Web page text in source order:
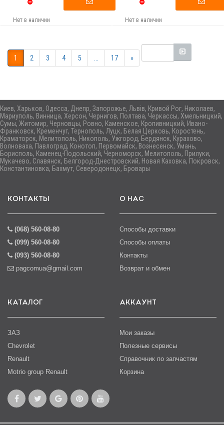
Нет в наличии Нет в наличии
1 2 3 4 5 17 »
Киев, Харьков, Одесса, Днепр, Запорожье, Львів, Кривой Рог, Николаев,
Мариуполь, Винница, Херсон, Чернигов, Полтава, Черкассы, Хмельницкий,
Сумы, Житомир, Черновцы, Ровно, Каменское, Кропивницкий, Ивано-
Франковск, Кременчуг, Тернополь, Луцк, Белая Церковь, Коростень,
Краматорск, Мелитополь, Никополь, Ужгород, Бердянск, Курахово,
Волноваха, Павлоград, Конотоп, Первомайск, Вознесенск, Умань,
Борисполь, Каменец-Подольский, Черноморск, Мелитополь, Прилуки,
Мукачево, Славянск, Белгород-Днестровский, Новая Каховка, Покровск,
Константиновка, Бахмут, Северодонецк, Бровары
КОНТАКТЫ
(068) 560-08-80
(099) 560-08-80
(093) 560-08-80
pagcomua@gmail.com
О НАС
Способы доставки
Способы оплаты
Контакты
Возврат и обмен
КАТАЛОГ
ЗАЗ
Chevrolet
Renault
Motrio group Renault
АККАУНТ
Мои заказы
Полезные сервисы
Справочник по запчастям
Корзина